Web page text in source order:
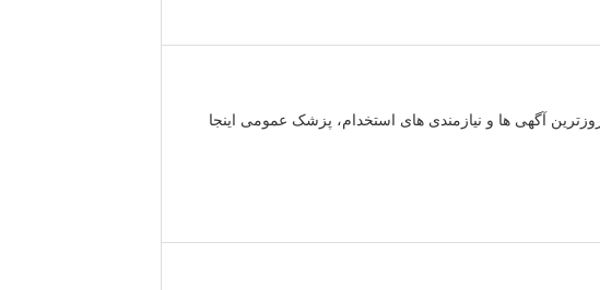
آگهی ها و نیازمندی های استخدام، پزشک عمومی اینجا